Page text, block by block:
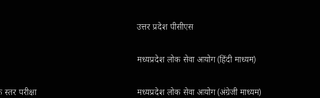
परीक्षा
उत्तर प्रदेश पीसीएस
मध्यप्रदेश लोक सेवा आयोग (हिंदी माध्यम)
मध्यप्रदेश लोक सेवा आयोग (अंग्रेजी माध्यम)